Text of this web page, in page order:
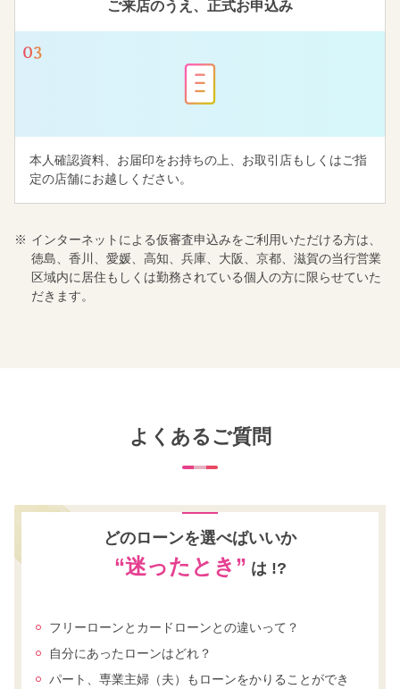
ご来店のうえ、 正式お申込み
本人確認資料、お届印をお持ちの上、お取引店もしくはご指
定の店舗にお越しください。
※ インターネットによる仮審査申込みをご利用いただける方は、
徳島、香川、愛媛、高知、兵庫、大阪、京都、滋賀の当行営業
区域内に居住もしくは勤務されている個人の方に限らせていた
だきます。
よくあるご質問
どのローンを選べばいいか
“迷ったとき” は !?
フリーローンとカードローンとの違いって？
自分にあったローンはどれ？
パート、専業主婦（夫）もローンをかりることができ